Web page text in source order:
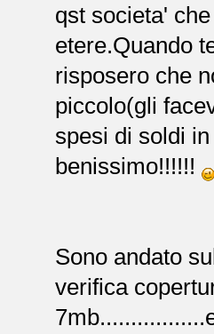
qst societa'
etere.Quando
risposero che
piccolo(gli
spesi di soldi
benissimo!!!!!!
Sono andato
verifica